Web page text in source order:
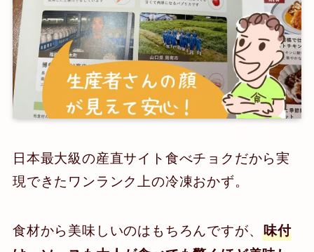
日本最大級の産直サイト食べチョクだから実
現できたワンランク上の冷凍おかず。
食材から美味しいのはもちろんですが、味付